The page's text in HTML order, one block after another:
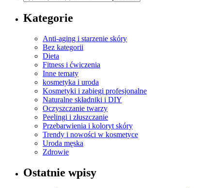
Kategorie
Anti-aging i starzenie skóry
Bez kategorii
Dieta
Fitness i ćwiczenia
Inne tematy
kosmetyka i uroda
Kosmetyki i zabiegi profesjonalne
Naturalne składniki i DIY
Oczyszczanie twarzy
Peelingi i złuszczanie
Przebarwienia i koloryt skóry
Trendy i nowości w kosmetyce
Uroda męska
Zdrowie
Ostatnie wpisy